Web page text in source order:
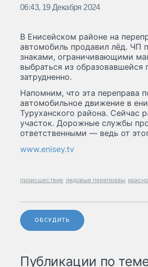
06:43, 19 Декабря 2024
В Енисейском районе на
автомобиль продавил лёд. ЧП
знаками, ограничивающими
выбраться из
затрудненно.
Напомним, что эта переправа
автомобильное движение в
Туруханского района. Сейчас
участок. Дорожные службы
ответственными — ведь от
www.enisey.tv
происшествие ледовые переправы
ОБСУДИТЬ
Публикации по